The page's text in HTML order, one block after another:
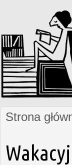
Jesteś tutaj
Strona